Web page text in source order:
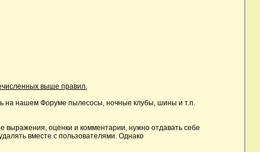
выше правил.
на нашем Форуме пылесосы, ночные клубы, шины и т.п.
оценки и комментарии, нужно отдавать себе
вместе с пользователями. Однако